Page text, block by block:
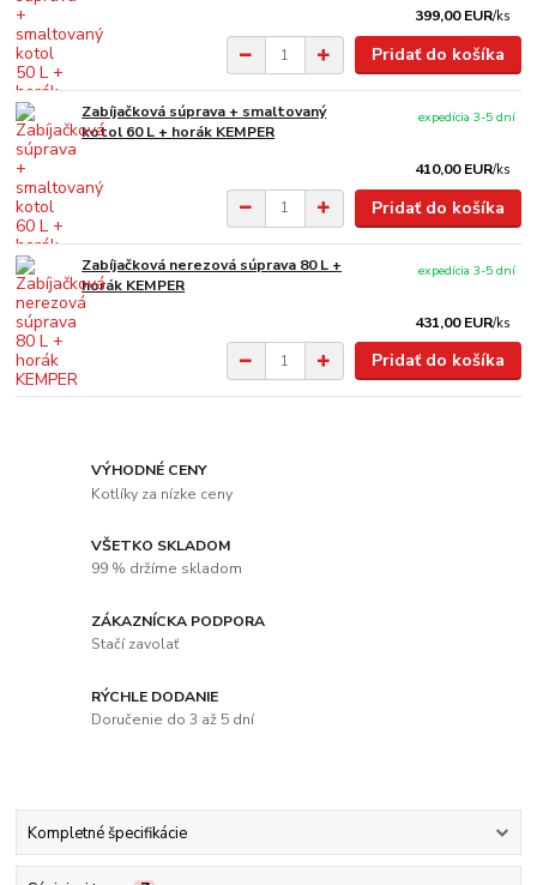
399,00 EUR/ks
Pridať do košíka
Zabíjačková súprava + smaltovaný
kotol 60 L + horák KEMPER
410,00 EUR/ks
expedícia 3-5 dní
Pridať do košíka
Zabíjačková nerezová súprava 80 L +
horák KEMPER
431,00 EUR/ks
expedícia 3-5 dní
Pridať do košíka
VÝHODNÉ CENY
Kotlíky za nízke ceny
VŠETKO SKLADOM
99 % držíme skladom
ZÁKAZNÍCKA PODPORA
Stačí zavolať
RÝCHLE DODANIE
Doručenie do 3 až 5 dní
Kompletné špecifikácie